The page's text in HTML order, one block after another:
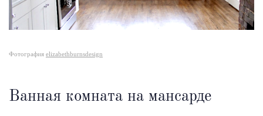
Фотография elizabethburnsdesign
Ванная комната на мансарде